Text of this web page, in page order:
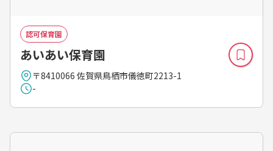
認可保育園
あいあい保育園
〒8410066 佐賀県鳥栖市儀徳町2213-1
-